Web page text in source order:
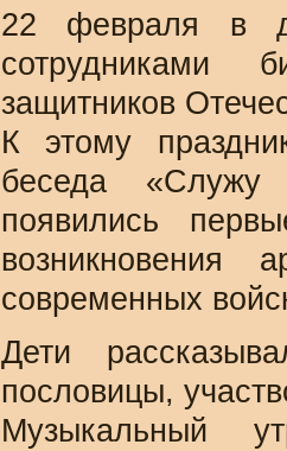
22 февраля в
сотрудниками
защитников
К этому
беседа «Служу
появились
современных
Дети
пословицы,
Музыкальный